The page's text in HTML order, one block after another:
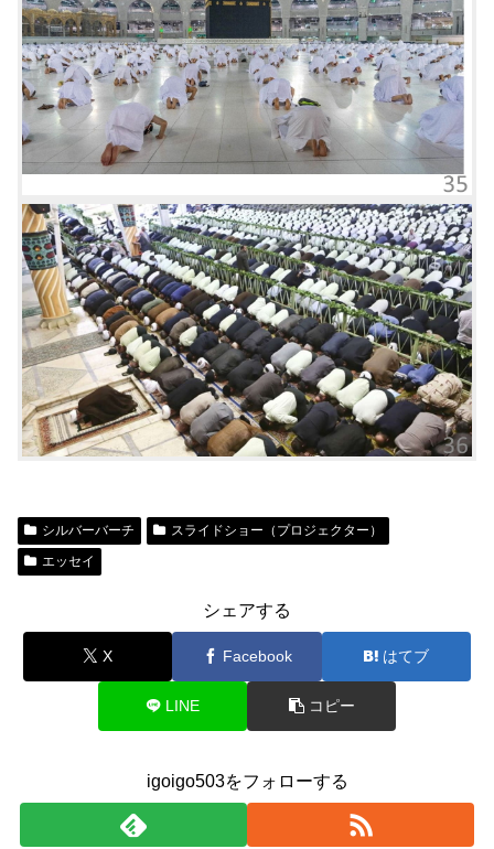
シルバーバーチ
スライドショー（プロジェクター）
エッセイ
シェアする
X Facebook はてブ
LINE コピー
igoigo503をフォローする